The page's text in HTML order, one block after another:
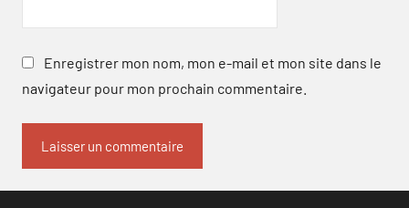
Enregistrer mon nom, mon e-mail et mon site dans le
navigateur pour mon prochain commentaire.